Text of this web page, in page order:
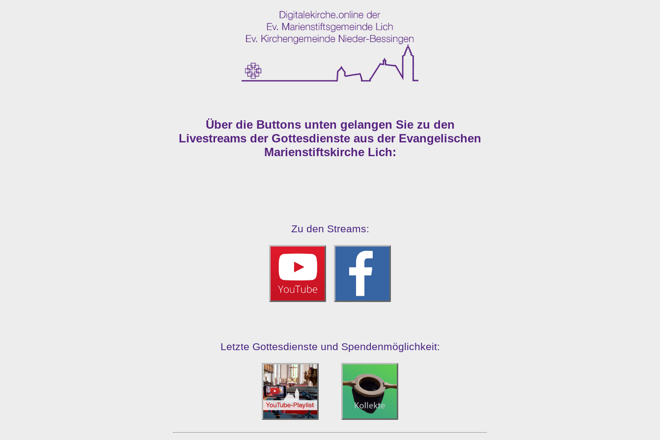
Über die Buttons unten gelangen Sie zu den
Livestreams der Gottesdienste aus der Evangelischen
Marienstiftskirche Lich:
Zu den Streams:
Letzte Gottesdienste und Spendenmöglichkeit: